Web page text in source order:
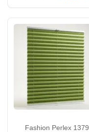
Fashion Perlex 1379